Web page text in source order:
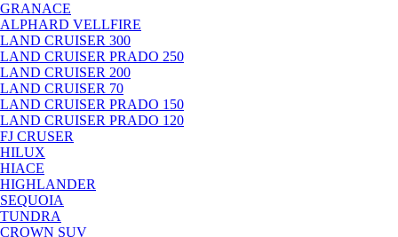
GRANACE
ALPHARD VELLFIRE
LAND CRUISER 300
LAND CRUISER PRADO 250
LAND CRUISER 200
LAND CRUISER 70
LAND CRUISER PRADO 150
LAND CRUISER PRADO 120
FJ CRUSER
HILUX
HIACE
HIGHLANDER
SEQUOIA
TUNDRA
CROWN SUV